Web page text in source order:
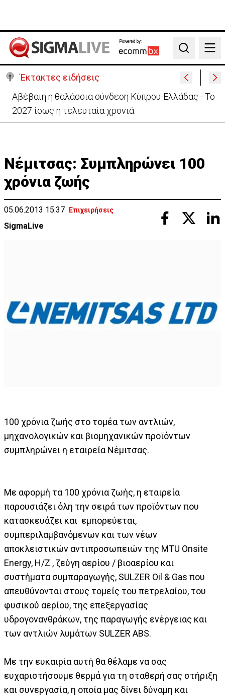
Powered by:
Search
Έκτακτες ειδήσεις
Αβέβαιη η θαλάσσια σύνδεση Κύπρου-Ελλάδας - Το
2027 ίσως η τελευταία χρονιά
Νέμιτσας: Συμπληρώνει 100
χρόνια ζωής
05.06.2013 15:37 Επιχειρήσεις
SigmaLive
100 χρόνια ζωής στο τομέα των αντλιών,
μηχανολογικών και βιομηχανικών προϊόντων
συμπληρώνει η εταιρεία Νέμιτσας.
Με αφορμή τα 100 χρόνια ζωής, η εταιρεία
παρουσιάζει όλη την σειρά των προϊόντων που
κατασκευάζει και εμπορεύεται,
συμπεριλαμβανόμενων και των νέων
αποκλειστικών αντιπροσωπειών της MTU Onsite
Energy, H/Z , ζεύγη αερίου / βιοαερίου και
συστήματα συμπαραγωγής, SULZER Οil & Gas που
απευθύνονται στους τομείς του πετρελαίου, του
φυσικού αερίου, της επεξεργασίας
υδρογονανθράκων, της παραγωγής ενέργειας και
των αντλιών λυμάτων SULZER ABS.
Με την ευκαιρία αυτή θα θέλαμε να σας
ευχαριστήσουμε θερμά για τη σταθερή σας στήριξη
και συνεργασία, η οποία μας δίνει δύναμη και